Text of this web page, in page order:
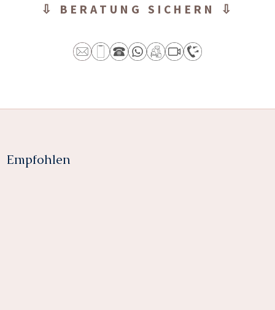
⇩ BERATUNG SICHERN ⇩
Empfohlen